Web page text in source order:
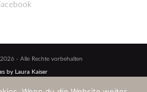
- Alle Rechte vorbehalten
by Laura Kaiser